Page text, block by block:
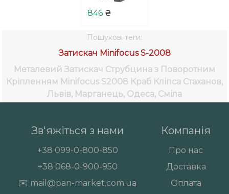
846 ₴
Пошукові теги:
Затискач Minifocus S-2008
Металевий Затискач Струбцина з Поворотним
Кріпленням Minifocus S2008 Краб Кліпса Стаханов,
Львів, Марганець, Одеса, Сміла
Зв'яжіться з нами
+38 099-0-800-850
+38 068-0-900-950
✉️ mail@pan-market.com.ua
Компанія
Про нас
Доставка
Оплата